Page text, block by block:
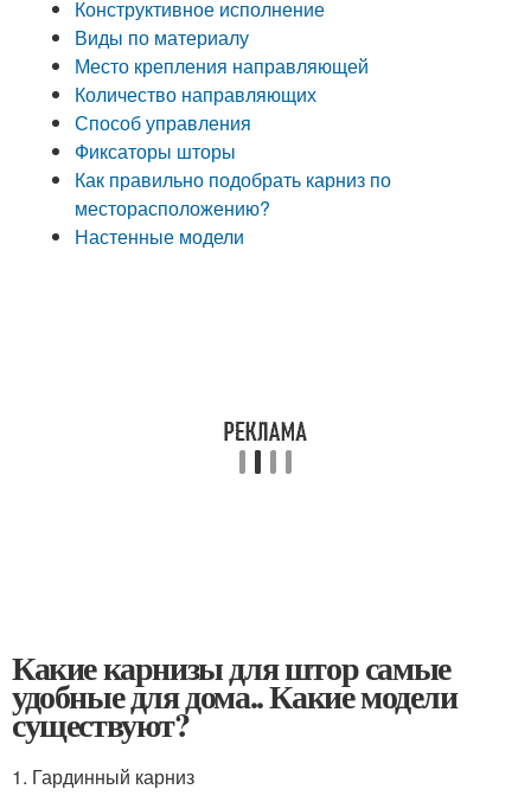
Конструктивное исполнение
Виды по материалу
Место крепления направляющей
Количество направляющих
Способ управления
Фиксаторы шторы
Как правильно подобрать карниз по
месторасположению?
Настенные модели
Какие карнизы для штор самые
удобные для дома.. Какие модели
существуют?
1. Гардинный карниз